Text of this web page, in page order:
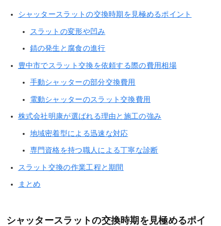
シャッタースラットの交換時期を見極めるポイント
スラットの変形や凹み
錆の発生と腐食の進行
豊中市でスラット交換を依頼する際の費用相場
手動シャッターの部分交換費用
電動シャッターのスラット交換費用
株式会社明康が選ばれる理由と施工の強み
地域密着型による迅速な対応
専門資格を持つ職人による丁寧な診断
スラット交換の作業工程と期間
まとめ
シャッタースラットの交換時期を見極めるポイ